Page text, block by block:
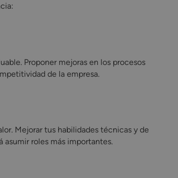
Proponer mejoras en los procesos
de la empresa.
Mejorar tus habilidades técnicas y de
asumir roles más importantes.